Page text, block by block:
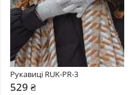
Рукавиці RUK-PR-3
529 ₴